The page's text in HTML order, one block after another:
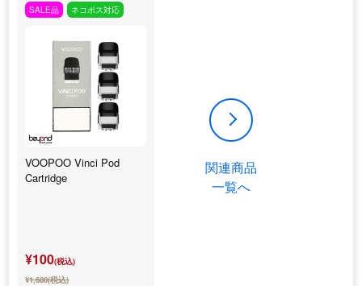
SALE品 ネコポス対応
VOOPOO Vinci Pod
Cartridge
¥100(税込)
¥1,680(税込)
関連商品
一覧へ